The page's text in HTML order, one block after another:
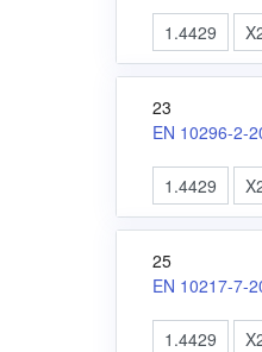
1.4429
23
EN 10296-2-
1.4429
25
EN 10217-7-
1.4429